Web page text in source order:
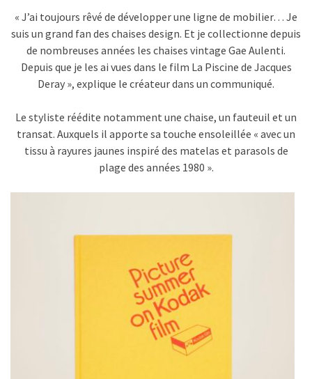
« J’ai toujours rêvé de développer une ligne de mobilier… Je
suis un grand fan des chaises design. Et je collectionne depuis
de nombreuses années les chaises vintage Gae Aulenti.
Depuis que je les ai vues dans le film La Piscine de Jacques
Deray », explique le créateur dans un communiqué.
Le styliste réédite notamment une chaise, un fauteuil et un
transat. Auxquels il apporte sa touche ensoleillée « avec un
tissu à rayures jaunes inspiré des matelas et parasols de
plage des années 1980 ».